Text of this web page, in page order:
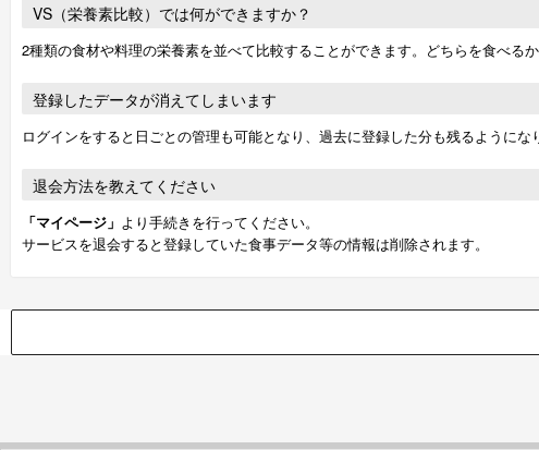
VS（栄養素比較）では何ができますか？
2種類の食材や料理の栄養素を並べて比較することができます。どちらを食べる
登録したデータが消えてしまいます
ログインをすると日ごとの管理も可能となり、過去に登録した分も残るようにな
退会方法を教えてください
「マイページ」 より手続きを行ってください。
サービスを退会すると登録していた食事データ等の情報は削除されます。